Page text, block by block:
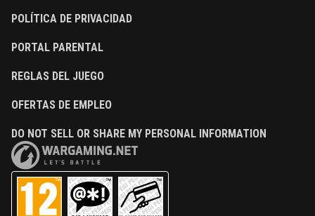
POLÍTICA DE PRIVACIDAD
PORTAL PARENTAL
REGLAS DEL JUEGO
OFERTAS DE EMPLEO
DO NOT SELL OR SHARE MY PERSONAL INFORMATION